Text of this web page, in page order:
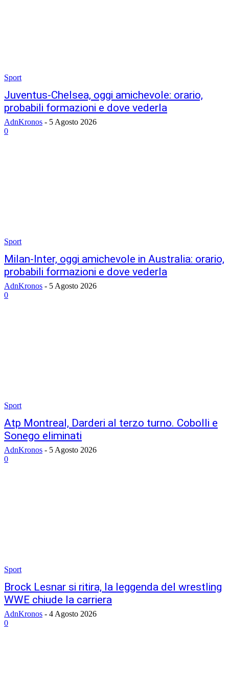
Sport
Juventus-Chelsea, oggi amichevole: orario,
probabili formazioni e dove vederla
AdnKronos - 5 Agosto 2026
0
Sport
Milan-Inter, oggi amichevole in Australia: orario,
probabili formazioni e dove vederla
AdnKronos - 5 Agosto 2026
0
Sport
Atp Montreal, Darderi al terzo turno. Cobolli e
Sonego eliminati
AdnKronos - 5 Agosto 2026
0
Sport
Brock Lesnar si ritira, la leggenda del wrestling
WWE chiude la carriera
AdnKronos - 4 Agosto 2026
0